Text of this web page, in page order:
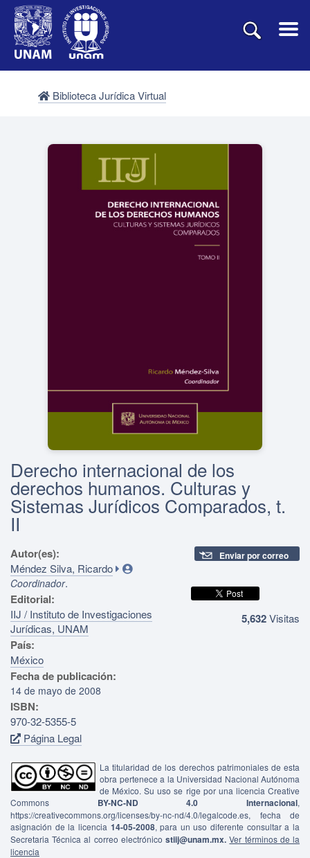
Biblioteca Jurídica Virtual
Derecho internacional de los
derechos humanos. Culturas y
Sistemas Jurídicos Comparados, t.
II
Autor(es):
Méndez Silva, Ricardo
Coordinador.
Editorial:
IIJ / Instituto de Investigaciones
Jurídicas, UNAM
País:
México
Fecha de publicación:
14 de mayo de 2008
ISBN:
970-32-5355-5
Página Legal
Enviar por correo
5,632Visitas
La titularidad de los derechos patrimoniales de esta
obra pertenece a la Universidad Nacional Autónoma
de México. Su uso se rige por una licencia Creative
Commons BY-NC-ND 4.0 Internacional,
https://creativecommons.org/licenses/by-nc-nd/4.0/legalcode.es, fecha de
asignación de la licencia 14-05-2008, para un uso diferente consultar a la
Secretaria Técnica al correo electrónicostiij@unam.mx. Ver términos de la
licencia